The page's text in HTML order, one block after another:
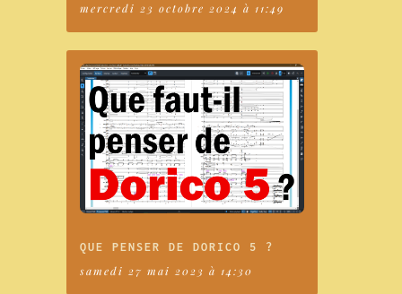
mercredi 23 octobre 2024 à 11:49
QUE PENSER DE DORICO 5 ?
samedi 27 mai 2023 à 14:30